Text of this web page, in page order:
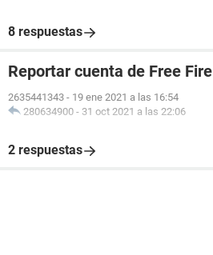
8 respuestas
Reportar cuenta de Free Fire
2635441343 - 19 ene 2021 a las 16:54
280634900 - 31 oct 2021 a las 22:06
2 respuestas